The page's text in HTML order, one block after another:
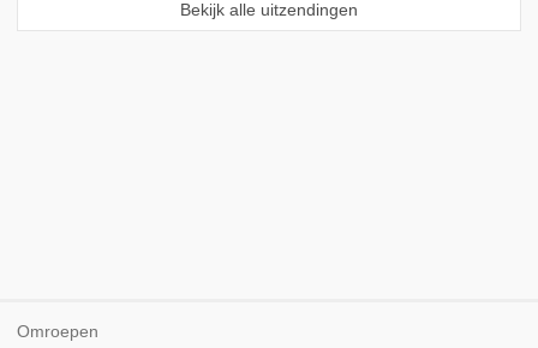
Bekijk alle uitzendingen
Omroepen